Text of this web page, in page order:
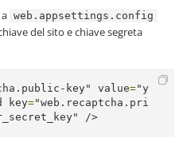
web.appsettings.config
del sito e chiave segreta
key" value="y
key="web.recaptcha.pri
/>